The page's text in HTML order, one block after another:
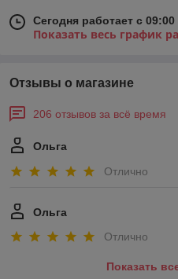
Сегодня работает с
Показать весь график
Отзывы о магазине
206 отзывов за всё время
Ольга
Отлично
Ольга
Отлично
Показать